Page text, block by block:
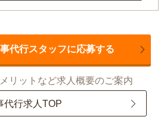
代行スタッフに応募する
リットなど求人概要のご案内
代行求人TOP